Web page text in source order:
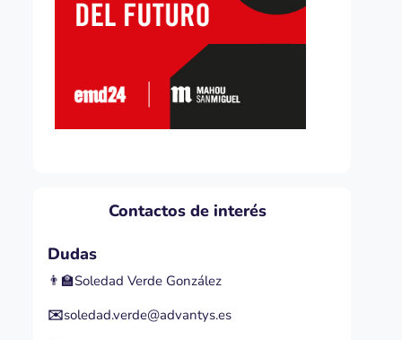
Contactos de interés
Dudas
👨‍🏫Soledad Verde González
✉️soledad.verde@advantys.es